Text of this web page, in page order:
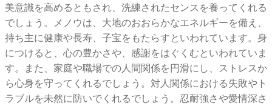
美意識を高めるともされ、洗練されたセンスを養ってくれる
でしょう。メノウは、大地のおおらかなエネルギーを備え、
持ち主に健康や長寿、子宝をもたらすといわれています。身
につけると、心の豊かさや、感謝をはぐくむといわれていま
す。また、家庭や職場での人間関係を円滑にし、ストレスか
ら心身を守ってくれるでしょう。対人関係における失敗やト
ラブルを未然に防いでくれるでしょう。忍耐強さや愛情深さ